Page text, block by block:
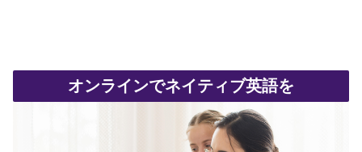
オンラインでネイティブ英語を